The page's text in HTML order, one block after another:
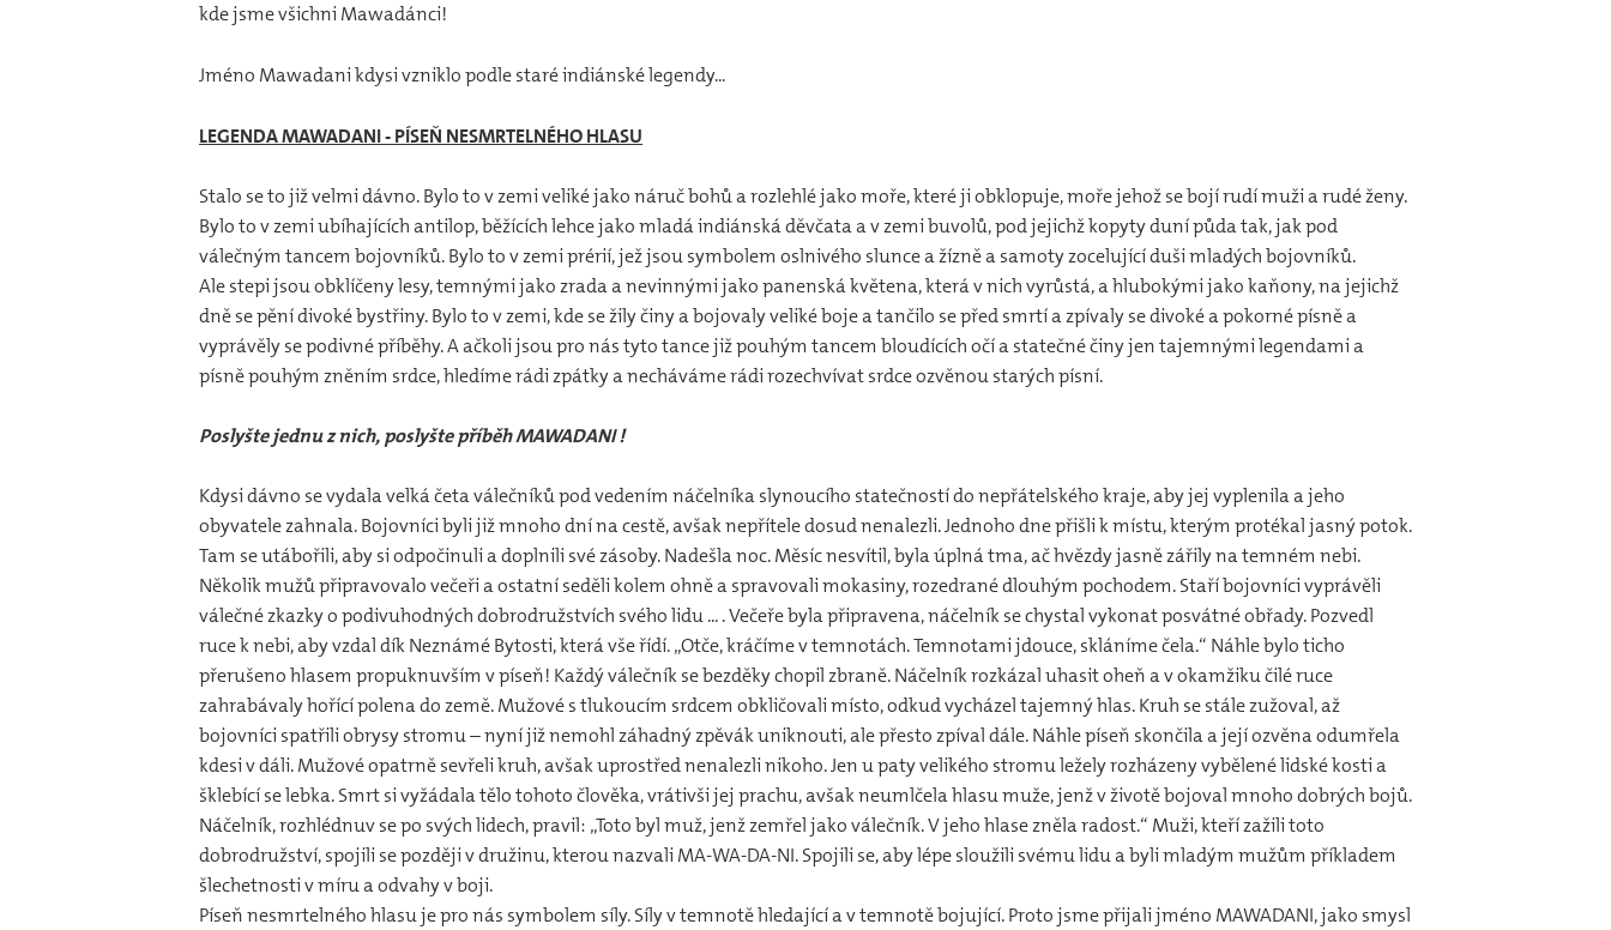
kde jsme všichni Mawadánci!
Jméno Mawadani kdysi vzniklo podle staré indiánské legendy...
LEGENDA MAWADANI - PÍSEŇ NESMRTELNÉHO HLASU
Stalo se to již velmi dávno. Bylo to v zemi veliké jako náruč bohů a rozlehlé jako moře, které ji obklopuje, moře jehož se bojí rudí muži a rudé ženy.
Bylo to v zemi ubíhajících antilop, běžících lehce jako mladá indiánská děvčata a v zemi buvolů, pod jejichž kopyty duní půda tak, jak pod
válečným tancem bojovníků. Bylo to v zemi prérií, jež jsou symbolem oslnivého slunce a žízně a samoty zocelující duši mladých bojovníků.
Ale stepi jsou obklíčeny lesy, temnými jako zrada a nevinnými jako panenská květena, která v nich vyrůstá, a hlubokými jako kaňony, na jejichž
dně se pění divoké bystřiny. Bylo to v zemi, kde se žily činy a bojovaly veliké boje a tančilo se před smrtí a zpívaly se divoké a pokorné písně a
vyprávěly se podivné příběhy. A ačkoli jsou pro nás tyto tance již pouhým tancem bloudících očí a statečné činy jen tajemnými legendami a
písně pouhým zněním srdce, hledíme rádi zpátky a necháváme rádi rozechvívat srdce ozvěnou starých písní.
Poslyšte jednu z nich, poslyšte příběh MAWADANI !
Kdysi dávno se vydala velká četa válečníků pod vedením náčelníka slynoucího statečností do nepřátelského kraje, aby jej vyplenila a jeho
obyvatele zahnala. Bojovníci byli již mnoho dní na cestě, avšak nepřítele dosud nenalezli. Jednoho dne přišli k místu, kterým protékal jasný potok.
Tam se utábořili, aby si odpočinuli a doplnili své zásoby. Nadešla noc. Měsíc nesvítil, byla úplná tma, ač hvězdy jasně zářily na temném nebi.
Několik mužů připravovalo večeři a ostatní seděli kolem ohně a spravovali mokasiny, rozedrané dlouhým pochodem. Staří bojovníci vyprávěli
válečné zkazky o podivuhodných dobrodružstvích svého lidu ... . Večeře byla připravena, náčelník se chystal vykonat posvátné obřady. Pozvedl
ruce k nebi, aby vzdal dík Neznámé Bytosti, která vše řídí. „Otče, kráčíme v temnotách. Temnotami jdouce, skláníme čela.“ Náhle bylo ticho
přerušeno hlasem propuknuvším v píseň! Každý válečník se bezděky chopil zbraně. Náčelník rozkázal uhasit oheň a v okamžiku čilé ruce
zahrabávaly hořící polena do země. Mužové s tlukoucím srdcem obkličovali místo, odkud vycházel tajemný hlas. Kruh se stále zužoval, až
bojovníci spatřili obrysy stromu – nyní již nemohl záhadný zpěvák uniknouti, ale přesto zpíval dále. Náhle píseň skončila a její ozvěna odumřela
kdesi v dáli. Mužové opatrně sevřeli kruh, avšak uprostřed nenalezli nikoho. Jen u paty velikého stromu ležely rozházeny vybělené lidské kosti a
šklebící se lebka. Smrt si vyžádala tělo tohoto člověka, vrátivši jej prachu, avšak neumlčela hlasu muže, jenž v životě bojoval mnoho dobrých bojů.
Náčelník, rozhlédnuv se po svých lidech, pravil: „Toto byl muž, jenž zemřel jako válečník. V jeho hlase zněla radost.“ Muži, kteří zažili toto
dobrodružství, spojili se později v družinu, kterou nazvali MA-WA-DA-NI. Spojili se, aby lépe sloužili svému lidu a byli mladým mužům příkladem
šlechetnosti v míru a odvahy v boji.
Píseň nesmrtelného hlasu je pro nás symbolem síly. Síly v temnotě hledající a v temnotě bojující. Proto jsme přijali jméno MAWADANI, jako smysl